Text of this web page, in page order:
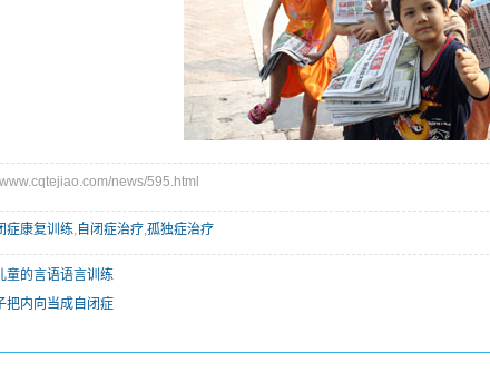
news/595.html
症康复训练,自闭症治疗,孤独症治疗
童的言语语言训练
把内向当成自闭症